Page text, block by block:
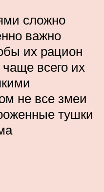
сложно
важно
их рацион
всего их
не все змеи
тушки